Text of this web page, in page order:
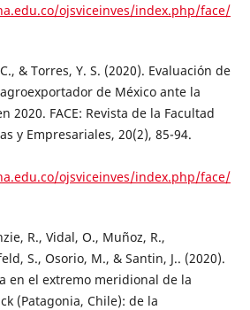
ojsviceinves/index.php/face/
& Torres, Y. S. (2020). Evaluación de
de México ante la
2020. FACE: Revista de la Facultad
y Empresariales, 20(2), 85-94.
ojsviceinves/index.php/face/
R., Vidal, O., Muñoz, R.,
S., Osorio, M., & Santin, J.. (2020).
en el extremo meridional de la
(Patagonia, Chile): de la